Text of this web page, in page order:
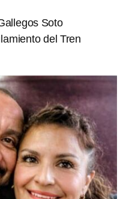
Soto
del Tren